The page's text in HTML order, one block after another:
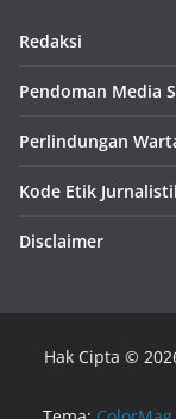
Redaksi
Pendoman Media
Perlindungan
Kode Etik
Disclaimer
Hak Cipta ©